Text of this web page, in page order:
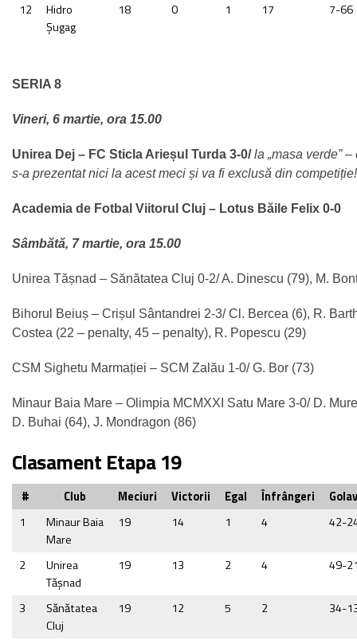
12
Hidro
Șugag
18 0 1 17 7-66
SERIA 8
Vineri, 6 martie, ora 15.00
Unirea Dej – FC Sticla Arieșul Turda 3-0/la „masa verde”
s-a prezentat nici la acest meci și va fi exclusă din competiție!
Academia de Fotbal Viitorul Cluj – Lotus Băile Felix 0-0
Sâmbătă, 7 martie, ora 15.00
Unirea Tășnad – Sănătatea Cluj 0-2/ A. Dinescu (79), M.
Bihorul Beiuș – Crișul Sântandrei 2-3/ Cl. Bercea (6), R.
Costea (22 – penalty, 45 – penalty), R. Popescu (29)
CSM Sighetu Marmației – SCM Zalău 1-0/ G. Bor (73)
Minaur Baia Mare – Olimpia MCMXXI Satu Mare 3-0/ D.
D. Buhai (64), J. Mondragon (86)
Clasament Etapa 19
# Club Meciuri Victorii Egal Înfrângeri
1
Minaur Baia
Mare
19 14 1 4 42-
2
Unirea
Tăşnad
19 13 2 4 49-
3
Sănătatea
Cluj
19 12 5 2 34-